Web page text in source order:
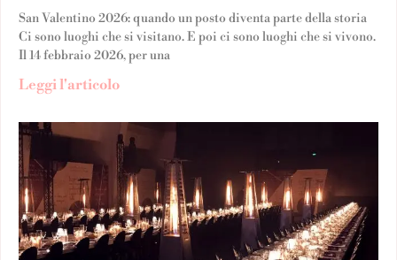
San Valentino 2026: quando un posto diventa parte della storia
Ci sono luoghi che si visitano. E poi ci sono luoghi che si vivono.
Il 14 febbraio 2026, per una
Leggi l'articolo